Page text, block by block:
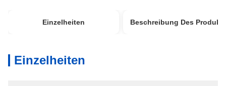
Einzelheiten Beschreibung Des
Einzelheiten